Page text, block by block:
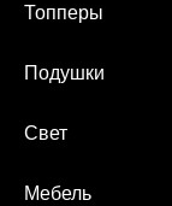
Топперы
Подушки
Свет
Мебель